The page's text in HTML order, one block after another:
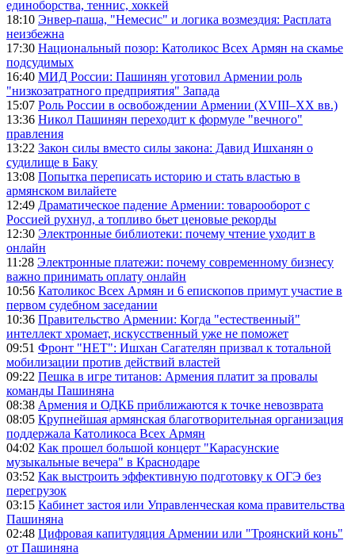
единоборства, теннис, хоккей
18:10 Энвер-паша, "Немесис" и логика возмездия: Расплата
неизбежна
17:30 Национальный позор: Католикос Всех Армян на скамье
подсудимых
16:40 МИД России: Пашинян уготовил Армении роль
"низкозатратного предприятия" Запада
15:07 Роль России в освобождении Армении (XVIII–XX вв.)
13:36 Никол Пашинян переходит к формуле "вечного"
правления
13:22 Закон силы вместо силы закона: Давид Ишханян о
судилище в Баку
13:08 Попытка переписать историю и стать властью в
армянском вилайете
12:49 Драматическое падение Армении: товарооборот с
Россией рухнул, а топливо бьет ценовые рекорды
12:30 Электронные библиотеки: почему чтение уходит в
онлайн
11:28 Электронные платежи: почему современному бизнесу
важно принимать оплату онлайн
10:56 Католикос Всех Армян и 6 епископов примут участие в
первом судебном заседании
10:36 Правительство Армении: Когда "естественный"
интеллект хромает, искусственный уже не поможет
09:51 Фронт "НЕТ": Ишхан Сагателян призвал к тотальной
мобилизации против действий властей
09:22 Пешка в игре титанов: Армения платит за провалы
команды Пашиняна
08:38 Армения и ОДКБ приближаются к точке невозврата
08:05 Крупнейшая армянская благотворительная организация
поддержала Католикоса Всех Армян
04:02 Как прошел большой концерт "Карасунские
музыкальные вечера" в Краснодаре
03:52 Как выстроить эффективную подготовку к ОГЭ без
перегрузок
03:15 Кабинет застоя или Управленческая кома правительства
Пашиняна
02:48 Цифровая капитуляция Армении или "Троянский конь"
от Пашиняна